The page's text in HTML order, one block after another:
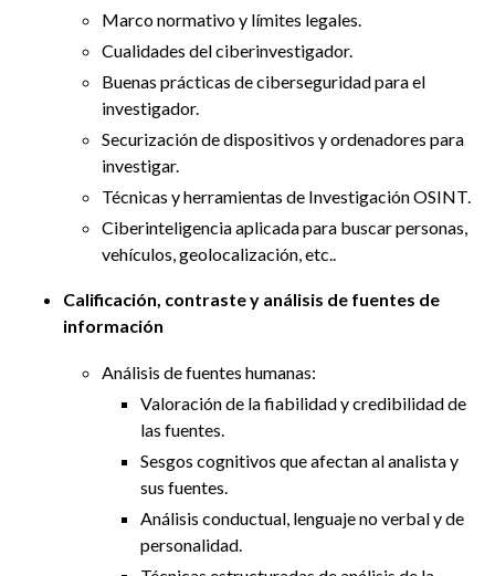
Marco normativo y límites legales.
Cualidades del ciberinvestigador.
Buenas prácticas de ciberseguridad para el
investigador.
Securización de dispositivos y ordenadores para
investigar.
Técnicas y herramientas de Investigación OSINT.
Ciberinteligencia aplicada para buscar personas,
vehículos, geolocalización, etc..
Calificación, contraste y análisis de fuentes de
información
Análisis de fuentes humanas:
Valoración de la fiabilidad y credibilidad de
las fuentes.
Sesgos cognitivos que afectan al analista y
sus fuentes.
Análisis conductual, lenguaje no verbal y de
personalidad.